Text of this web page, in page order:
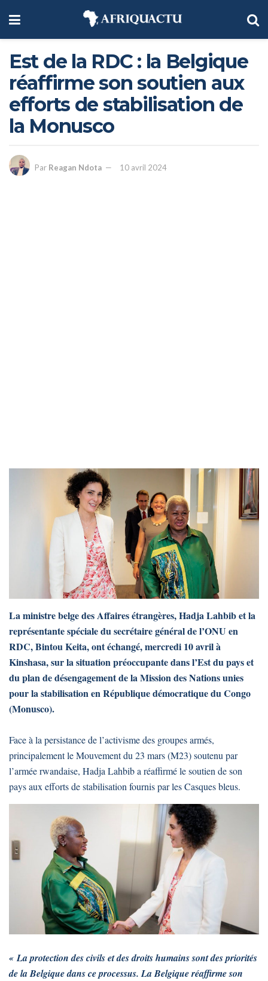
Est de la RDC : la Belgique
réaffirme son soutien aux
efforts de stabilisation de
la Monusco
Par Reagan Ndota 10 avril 2024
La ministre belge des Affaires étrangères, Hadja Lahbib et la
représentante spéciale du secrétaire général de l’ONU en
RDC, Bintou Keita, ont échangé, mercredi 10 avril à
Kinshasa, sur la situation préoccupante dans l’Est du pays et
du plan de désengagement de la Mission des Nations unies
pour la stabilisation en République démocratique du Congo
(Monusco).
Face à la persistance de l’activisme des groupes armés,
principalement le Mouvement du 23 mars (M23) soutenu par
l’armée rwandaise, Hadja Lahbib a réaffirmé le soutien de son
pays aux efforts de stabilisation fournis par les Casques bleus.
« La protection des civils et des droits humains sont des priorités
de la Belgique dans ce processus. La Belgique réaffirme son